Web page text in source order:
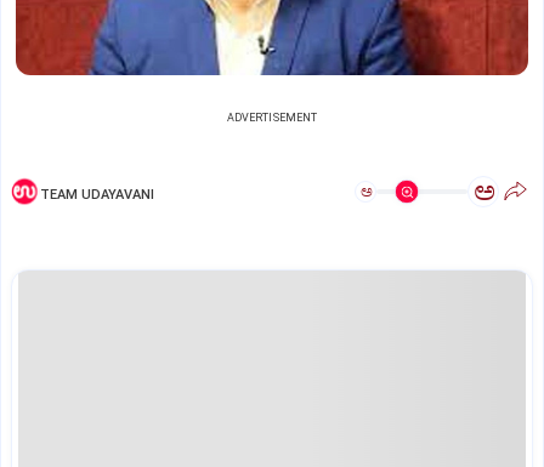
ADVERTISEMENT
TEAM UDAYAVANI ಅ ಅ